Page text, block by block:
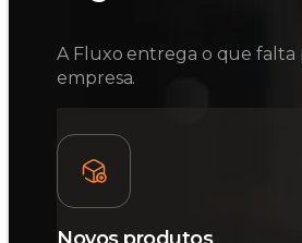
A Fluxo entrega o que falta
empresa.